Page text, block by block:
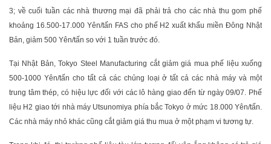
3; về cuối tuần các nhà thương mại đã phải trả cho các nhà thu gom phế
khoảng 16.500-17.000 Yên/tấn FAS cho phế H2 xuất khẩu miền Đông Nhật
Bản, giảm 500 Yên/tấn so với 1 tuần trước đó.
Tại Nhật Bản, Tokyo Steel Manufacturing cắt giảm giá mua phế liệu xuống
500-1000 Yên/tấn cho tất cả các chủng loại ở tất cả các nhà máy và một
trung tâm thép, có hiệu lực đối với các lô hàng giao đến từ ngày 09/07. Phế
liệu H2 giao tới nhà máy Utsunomiya phía bắc Tokyo ở mức 18.000 Yên/tấn.
Các nhà máy nhỏ khác cũng cắt giảm giá thu mua ở một phạm vi tương tự.